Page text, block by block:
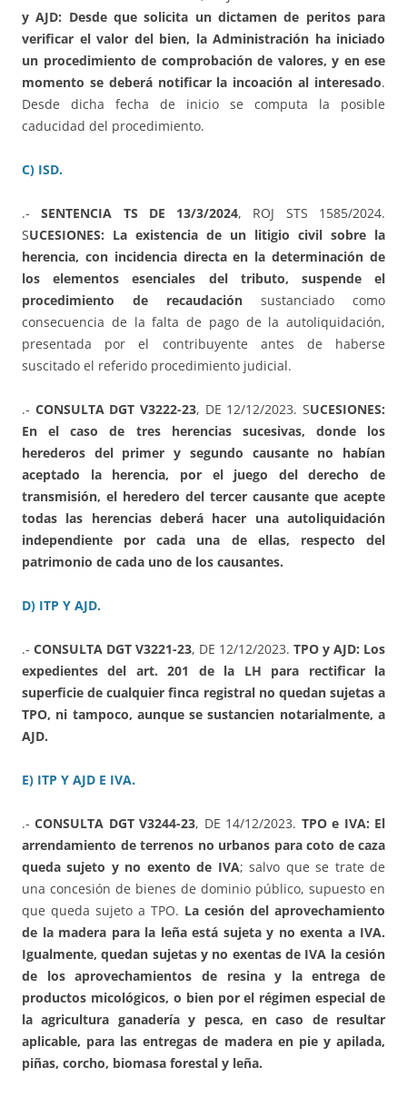
y AJD: Desde que solicita un dictamen de peritos para
verificar el valor del bien, la Administración ha iniciado
un procedimiento de comprobación de valores, y en ese
momento se deberá notificar la incoación al interesado.
Desde dicha fecha de inicio se computa la posible
caducidad del procedimiento.
C) ISD.
.-SENTENCIA TS DE 13/3/2024, ROJ STS 1585/2024.
SUCESIONES: La existencia de un litigio civil sobre la
herencia, con incidencia directa en la determinación de
los elementos esenciales del tributo, suspende el
procedimiento de recaudación sustanciado como
consecuencia de la falta de pago de la autoliquidación,
presentada por el contribuyente antes de haberse
suscitado el referido procedimiento judicial.
.- CONSULTA DGT V3222-23, DE 12/12/2023. SUCESIONES:
En el caso de tres herencias sucesivas, donde los
herederos del primer y segundo causante no habían
aceptado la herencia, por el juego del derecho de
transmisión, el heredero del tercer causante que acepte
todas las herencias deberá hacer una autoliquidación
independiente por cada una de ellas, respecto del
patrimonio de cada uno de los causantes.
D) ITP Y AJD.
.- CONSULTA DGT V3221-23, DE 12/12/2023. TPO y AJD: Los
expedientes del art. 201 de la LH para rectificar la
superficie de cualquier finca registral no quedan sujetas a
TPO, ni tampoco, aunque se sustancien notarialmente, a
AJD.
E) ITP Y AJD E IVA.
.-CONSULTA DGT V3244-23, DE 14/12/2023. TPO e IVA: El
arrendamiento de terrenos no urbanos para coto de caza
queda sujeto y no exento de IVA; salvo que se trate de
una concesión de bienes de dominio público, supuesto en
que queda sujeto a TPO. La cesión del aprovechamiento
de la madera para la leña está sujeta y no exenta a IVA.
Igualmente, quedan sujetas y no exentas de IVA la cesión
de los aprovechamientos de resina y la entrega de
productos micológicos, o bien por el régimen especial de
la agricultura ganadería y pesca, en caso de resultar
aplicable, para las entregas de madera en pie y apilada,
piñas, corcho, biomasa forestal y leña.